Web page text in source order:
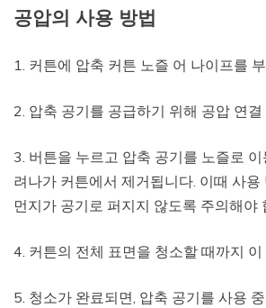
공압의 사용 방법
1. 커튼에 압축 커튼 노즐 어 나이프를
2. 압축 공기를 공급하기 위해 공압 연
3. 버튼을 누르고 압축 공기를 노즐로
려나가 커튼에서 제거됩니다. 이때 사용
먼지가 공기로 퍼지지 않도록 주의해야
4. 커튼의 전체 표면을 청소할 때까지
5. 청소가 완료되면, 압축 공기를 사용